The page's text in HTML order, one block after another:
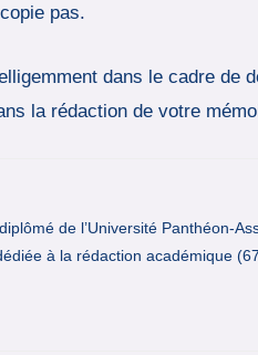
pas.
dans le cadre de
la rédaction de votre
de l’Université Panthéon-
à la rédaction académique